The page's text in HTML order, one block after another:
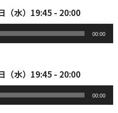
水）19:45 - 20:00
00:00
水）19:45 - 20:00
00:00